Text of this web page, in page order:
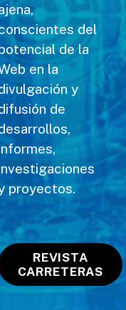
del
de la
en la
y
de
proyectos.
REVISTA
CARRETERAS